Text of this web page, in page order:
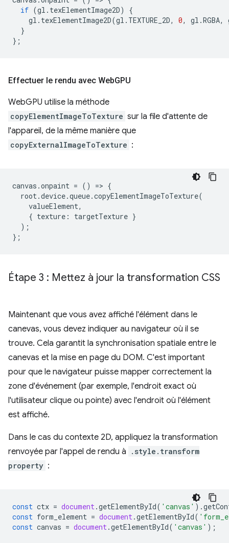
if (gl . texElementImage2D)
{
gl . texElementImage2D(gl . TEXTURE_2D, 0, gl .RGBA,
}
};
Effectuer le rendu avec WebGPU
WebGPU utilise la méthode
copyElementImageToTexture sur la file d'attente de
l'appareil, de la même manière que
copyExternalImageToTexture :
canvas .onpaint = () => {
root.device.queue.copyElementImageToTexture(
valueElement,
{ texture : targetTexture }
);
};
Étape 3 : Mettez à jour la transformation CSS
Maintenant que vous avez affiché l'élément dans le
canevas, vous devez indiquer au navigateur où il se
trouve. Cela garantit la synchronisation spatiale entre le
canevas et la mise en page du DOM. C'est important
pour que le navigateur puisse mapper correctement la
zone d'événement (par exemple, l'endroit exact où
l'utilisateur clique ou pointe) avec l'endroit où l'élément
est affiché.
Dans le cas du contexte 2D, appliquez la transformation
renvoyée par l'appel de rendu à
.style.transform
property :
const ctx = document.getElementById( 'canvas' ).
const form_element = document.getElementById(
const canvas = document.getElementById( 'canvas' );